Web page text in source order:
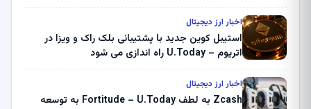
اخبار ارز دیجیتال
استیبل کوین جدید با پشتیبانی بلک راک و ویزا در
اتریوم – U.Today راه اندازی می شود
اخبار ارز دیجیتال
Zcash به لطف Fortitude – U.Today به توسعه